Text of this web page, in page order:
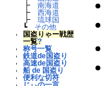
┣南海道
┣西海道
┣琉球国
┗ その他
国盗りゃー戦歴
一覧?
称号一覧
鉄道de国盗り
高速de国盗り
船 de 国盗り
便利な切符